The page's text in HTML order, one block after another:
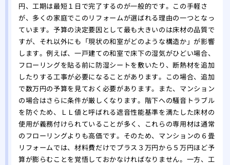
円、工期は最短１日で完了するのが一般的です。この手軽さ
が、多くの家庭でこのリフォームが選ばれる理由の一つとなっ
ています。予算の決定要因として最も大きいのは床材の品質で
すが、それ以外にも「現状の和室がどのような構造か」が影響
します。例えば、一戸建ての和室で床下の湿気がひどい場合、
フローリングを貼る前に防湿シートを敷いたり、断熱材を追加
したりする工事が必要になることがあります。この場合、追加
で数万円の予算を見ておく必要があります。また、マンション
の場合はさらに条件が厳しくなります。階下への騒音トラブル
を防ぐため、ＬＬ値と呼ばれる遮音性能基準を満たした床材の
使用が義務付けられていることが多く、これらの専用材は通常
のフローリングよりも高価です。そのため、マンションの６畳
リフォームでは、材料費だけでプラス３万円から５万円ほど予
算が膨らむことを覚悟しておかなければなりません。一方、工